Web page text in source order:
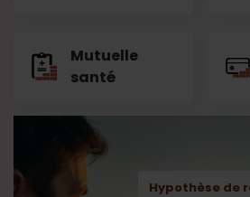
Mutuelle
santé
Hypothèse de